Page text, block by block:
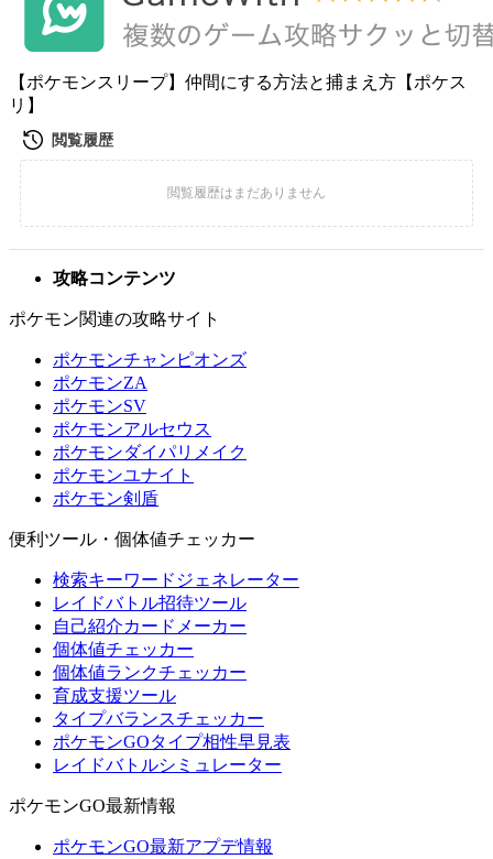
【ポケモンスリープ】仲間にする方法と捕まえ方【ポケス
リ】
攻略コンテンツ
ポケモン関連の攻略サイト
ポケモンチャンピオンズ
ポケモンZA
ポケモンSV
ポケモンアルセウス
ポケモンダイパリメイク
ポケモンユナイト
ポケモン剣盾
便利ツール・個体値チェッカー
検索キーワードジェネレーター
レイドバトル招待ツール
自己紹介カードメーカー
個体値チェッカー
個体値ランクチェッカー
育成支援ツール
タイプバランスチェッカー
ポケモンGOタイプ相性早見表
レイドバトルシミュレーター
ポケモンGO最新情報
ポケモンGO最新アプデ情報